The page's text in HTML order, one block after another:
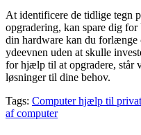
At identificere de tidlige tegn
opgradering, kan spare dig for
din hardware kan du forlænge
ydeevnen uden at skulle
for hjælp til at opgradere, står
løsninger til dine behov.
Tags: Computer hjælp til
af computer